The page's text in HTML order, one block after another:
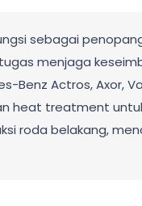
sebagai
menjaga
Actros, Axor,
heat treatment
roda belakang,